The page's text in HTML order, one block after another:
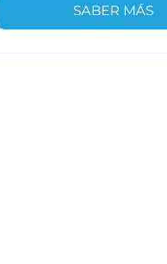
SABER MÁS